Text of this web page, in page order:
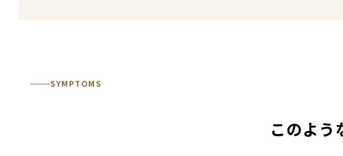
SYMPTOMS
このよう